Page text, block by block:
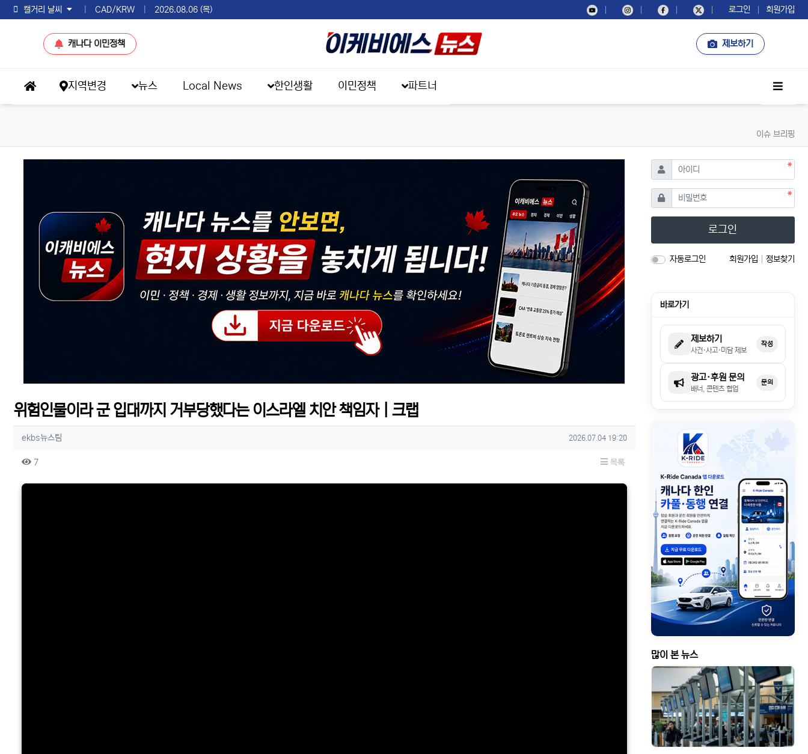
토론토 날씨 CAD/KRW 2026.08.06 (목) 로그인 회원가입
캐나다 이민정책 제보하기
지역변경 뉴스 Local News 한인생활 이민정책
파트너
홈으로
사이드
이슈 브리핑
이슈 브리핑
위험인물이라 군 입대까지 거부당했다는 이스라엘 치안 책임자｜크랩
작성자 정보
ekbs뉴스팀 작성일
2026.07.04 19:20
컨텐츠 정보
7조회 목록
본문
아이디 필수
비밀번호필수
로그인
자동로그인 회원가입 정보찾기
바로가기
제보하기
사건·사고·미담 제보
작성
광고·후원 문의
배너, 콘텐츠 협업
문의
많이 본 뉴스